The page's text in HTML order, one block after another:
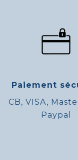
Paiement
CB, VISA,
Paypal